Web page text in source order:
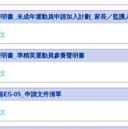
書_未成年運動員申請加入計劃_家長／監護
書_準精英運動員參賽聲明書
ES-05_申請文件清單